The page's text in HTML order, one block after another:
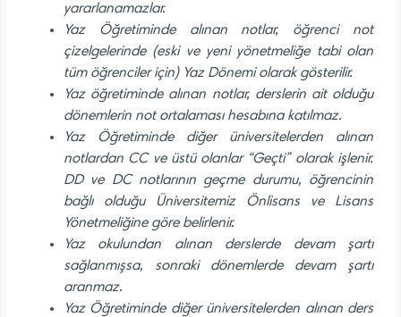
yararlanamazlar.
Yaz Öğretiminde alınan notlar, öğrenci not
çizelgelerinde (eski ve yeni yönetmeliğe tabi olan
tüm öğrenciler için) Yaz Dönemi olarak gösterilir.
Yaz öğretiminde alınan notlar, derslerin ait olduğu
dönemlerin not ortalaması hesabına katılmaz.
Yaz Öğretiminde diğer üniversitelerden alınan
notlardan CC ve üstü olanlar “Geçti” olarak işlenir.
DD ve DC notlarının geçme durumu, öğrencinin
bağlı olduğu Üniversitemiz Önlisans ve Lisans
Yönetmeliğine göre belirlenir.
Yaz okulundan alınan derslerde devam şartı
sağlanmışsa, sonraki dönemlerde devam şartı
aranmaz.
Yaz Öğretiminde diğer üniversitelerden alınan ders